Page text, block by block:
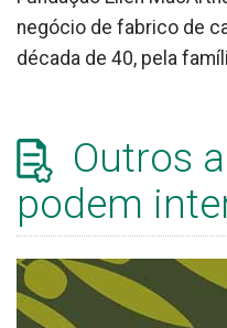
negócio de fabrico de
década de 40, pela
Outros
podem